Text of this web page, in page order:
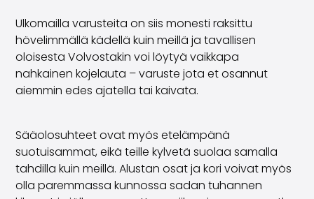
Ulkomailla varusteita on siis monesti raksittu
hövelimmällä kädellä kuin meillä ja tavallisen
oloisesta Volvostakin voi löytyä vaikkapa
nahkainen kojelauta – varuste jota et osannut
aiemmin edes ajatella tai kaivata.
Sääolosuhteet ovat myös etelämpänä
suotuisammat, eikä teille kylvetä suolaa samalla
tahdilla kuin meillä. Alustan osat ja kori voivat myös
olla paremmassa kunnossa sadan tuhannen